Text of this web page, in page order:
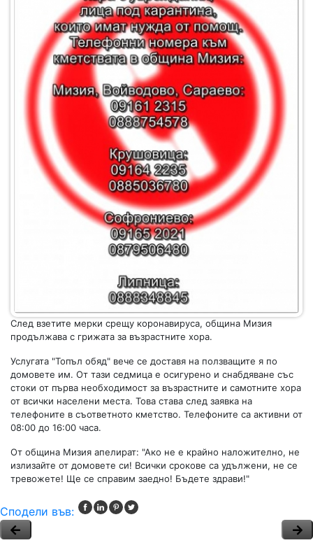
След взетите мерки срещу коронавируса, община Мизия
продължава с грижата за възрастните хора.
Услугата "Топъл обяд" вече се доставя на ползващите я по
домовете им. От тази седмица е осигурено и снабдяване със
стоки от първа необходимост за възрастните и самотните хора
от всички населени места. Това става след заявка на
телефоните в съответното кметство. Телефоните са активни от
08:00 до 16:00 часа.
От община Мизия апелират: "Ако не е крайно наложително, не
излизайте от домовете си! Всички срокове са удължени, не се
тревожете! Ще се справим заедно! Бъдете здрави!"
Сподели във: